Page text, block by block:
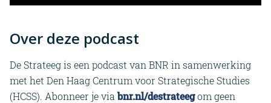
Over deze podcast
De Strateeg is een podcast van BNR in samenwerking
met het Den Haag Centrum voor Strategische Studies
(HCSS). Abonneer je viabnr.nl/destrateegom geen